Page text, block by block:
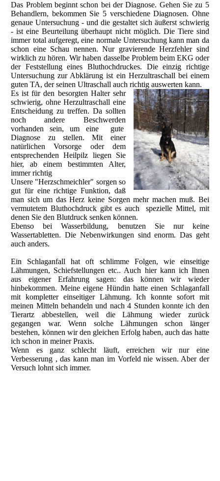
Das Problem beginnt schon bei der Diagnose. Gehen Sie zu 5
Behandlern, bekommen Sie 5 verschiedene Diagnosen. Ohne
genaue Untersuchung - und die gestaltet sich äußerst schwierig
- ist eine Beurteilung überhaupt nicht möglich. Die Tiere sind
immer total aufgeregt, eine normale Untersuchung kann man da
schon eine Schau nennen. Nur gravierende Herzfehler sind
wirklich zu hören. Wir haben dasselbe Problem beim EKG oder
der Feststellung eines Bluthochdruckes. Die einzig richtige
Untersuchung zur Abklärung ist ein Herzultraschall bei einem
guten TA, der seinen Ultraschall auch richtig auswerten kann.
Es ist für den besorgten Halter sehr
schwierig, ohne Herzultraschall eine
Entscheidung zu treffen. Da sollten
noch andere Beschwerden
vorhanden sein, um eine gute
Diagnose zu stellen.Mit einer
natürlichen Vorsorge oder dem
entsprechenden Heilpilz liegen Sie
hier, ab einem bestimmten Alter,
immer richtig
Unsere "Herzschmeichler" sorgen so
gut für eine richtige Funktion, daß
man sich um das Herz keine Sorgen mehr machen muß. Bei
vermutetem Bluthochdruck gibt es auch spezielle Mittel, mit
denen Sie den Blutdruck senken können.
Ebenso bei Wasserbildung, benutzen Sie nur keine
Wassertabletten. Die Nebenwirkungen sind enorm. Das geht
auch anders.
Ein Schlaganfall hat oft schlimme Folgen, wie einseitige
Lähmungen, Schiefstellungen etc.. Auch hier kann ich Ihnen
aus eigener Erfahrung sagen: das können wir wieder
hinbekommen. Meine eigene Hündin hatte einen Schlaganfall
mit kompletter einseitiger Lähmung. Ich konnte sofort mit
meinen Mitteln behandeln und nach 4 Stunden konnte ich den
Tierartz abbestellen, weil die Lähmung wieder zurück
gegangen war.Wenn solche Lähmungen schon länger
bestehen, können wir den gleichen Erfolg haben, auch das hatte
ich schon in meiner Praxis.
Wenn es ganz schlecht läuft, erreichen wir nur eine
Verbesserung , das kann man im Vorfeld nie wissen. Aber der
Versuch lohnt sich immer.